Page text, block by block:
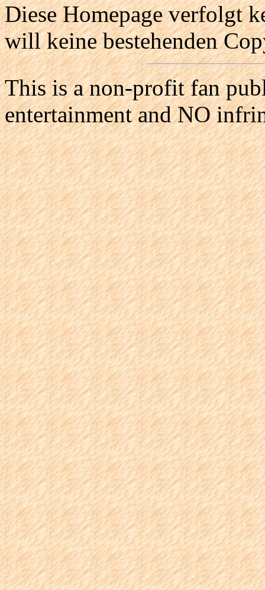
Diese Homepage verfolgt
will keine bestehenden
This is a non-profit fan
entertainment and NO